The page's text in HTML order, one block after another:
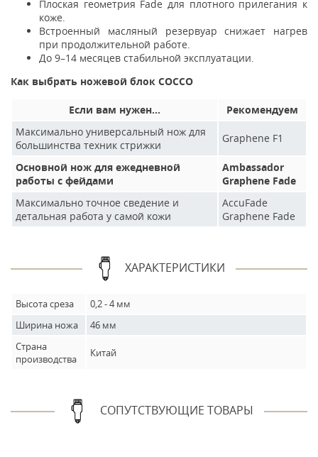
Плоская геометрия Fade для плотного прилегания к
коже.
Встроенный масляный резервуар снижает нагрев
при продолжительной работе.
До 9–14 месяцев стабильной эксплуатации.
Как выбрать ножевой блок COCCO
Если вам нужен…
Рекомендуем
Максимально универсальный нож для
большинства техник стрижки
Graphene F1
Основной нож для ежедневной
работы с фейдами
Ambassador
Graphene Fade
Максимально точное сведение и
детальная работа у самой кожи
AccuFade
Graphene Fade
ХАРАКТЕРИСТИКИ
Высота среза
0,2 - 4 мм
Ширина ножа
46 мм
Страна
производства
Китай
СОПУТСТВУЮЩИЕ ТОВАРЫ